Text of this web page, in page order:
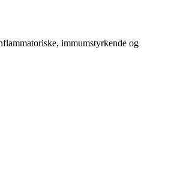
immumstyrkende og